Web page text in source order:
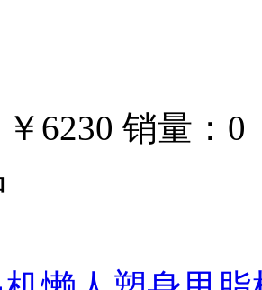
￥6230 销量： 0